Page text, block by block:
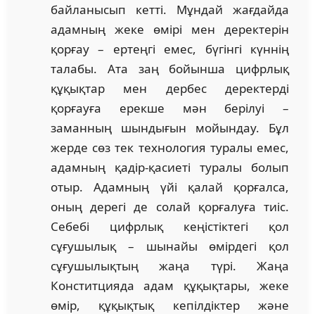
байланысып кетті. Мұндай жағдайда
адамның жеке өмірі мен деректерін
қорғау – ертеңгі емес, бүгінгі күннің
талабы. Ата заң бойынша цифрлық
құқықтар мен дербес деректерді
қорғауға ерекше мән берілуі –
заманның шындығын мойындау. Бұл
жерде сөз тек технология туралы емес,
адамның қадір-қасиеті туралы болып
отыр. Адамның үйі қалай қорғалса,
оның дерегі де солай қорғалуға тиіс.
Себебі цифрлық кеңістіктегі қол
сұғушылық – шынайы өмірдегі қол
сұғушылықтың жаңа түрі. Жаңа
Конститцияда адам құқықтары, жеке
өмір, құқықтық кепілдіктер және